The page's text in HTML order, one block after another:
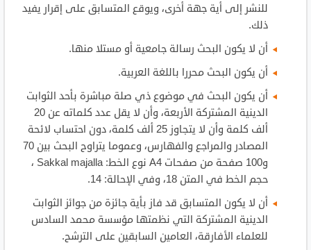
للنشر إلى أية جهة أخرى، ويوقع المتسابق على إقرار يفيد
ذلك.
أن لا يكون البحث رسالة جامعية أو مستلا منها.
أن يكون البحث محررا باللغة العربية.
أن يكون البحث في موضوع ذي صلة مباشرة بأحد الثوابت
الدينية المشتركة الأربعة، وأن لا يقل عدد كلماته عن 20
ألف كلمة وأن لا يتجاوز 25 ألف كلمة، دون احتساب لائحة
المصادر والمراجع والفهارس، وعموما يتراوح البحث بين 70
و100 صفحة من صفحات A4 نوع الخط: Sakkal majalla ،
حجم الخط في المتن 18، وفي الإحالة: 14.
أن لا يكون المتسابق قد فاز بأية جائزة من جوائز الثوابت
الدينية المشتركة التي نظمتها مؤسسة محمد السادس
للعلماء الأفارقة، العامين السابقين على الترشح.